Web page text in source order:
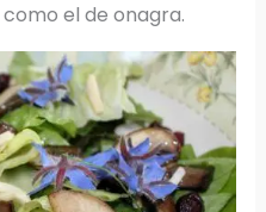
el de onagra.